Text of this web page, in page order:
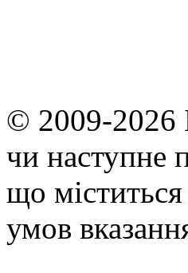
© 2009-2026
чи наступне
що мiститься
умов